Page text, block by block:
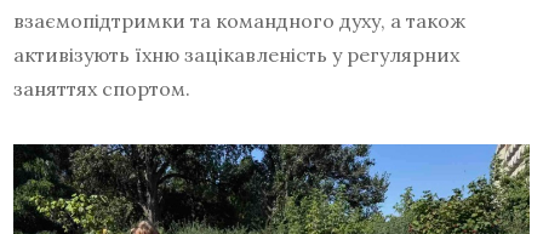
взаємопідтримки та командного духу, а також
активізують їхню зацікавленість у регулярних
заняттях спортом.